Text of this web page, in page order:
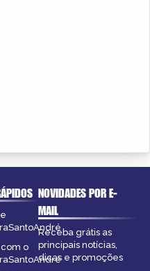
o
NOVIDADES POR E-
MAIL
Receba grátis as
principais notícias,
dicas e promoções